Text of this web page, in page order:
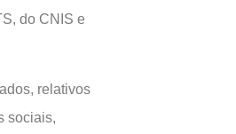
do CNIS e
relativos
sociais,